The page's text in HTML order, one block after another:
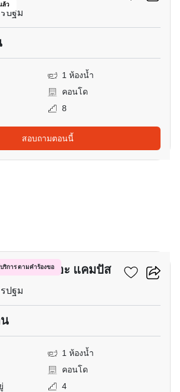
ล้ว
ปฐม
1 ห้องน้ำ
คอนโด
8
สอบถามตอนนี้
ริการ ตามคำร้องขอ
ลายา 2 เดอะ แคมปัส
ปฐม
1 ห้องน้ำ
คอนโด
4